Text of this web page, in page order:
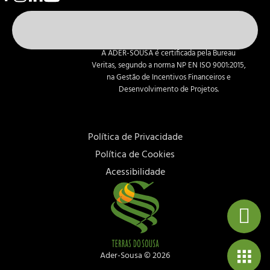
A ADER-SOUSA é certificada pela Bureau
Veritas, segundo a norma NP EN ISO 9001:2015,
na Gestão de Incentivos Financeiros e
Desenvolvimento de Projetos.
Política de Privacidade
Política de Cookies
Acessibilidade
Ader-Sousa ©2026